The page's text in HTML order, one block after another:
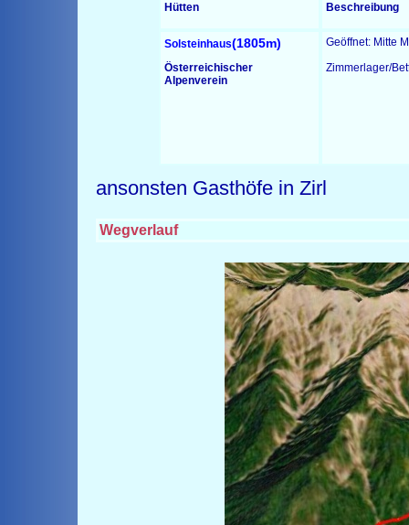
Hütten Beschreibung
Solsteinhaus(1805m)
Österreichischer
Alpenverein
Geöffnet: Mitte
Zimmerlager/
ansonsten Gasthöfe in Zirl
Wegverlauf